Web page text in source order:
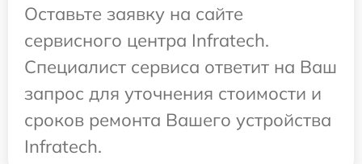
Оставьте заявку на сайте
сервисного центра Infratech.
Специалист сервиса ответит на Ваш
запрос для уточнения стоимости и
сроков ремонта Вашего устройства
Infratech.